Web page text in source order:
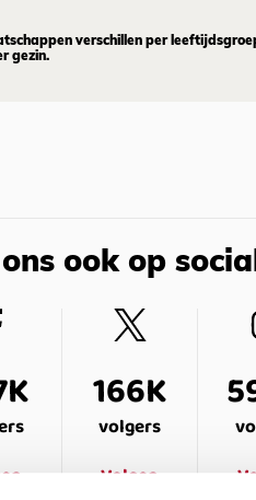
verschillen per
gezin.
ook op
166K
volgers
Volgen